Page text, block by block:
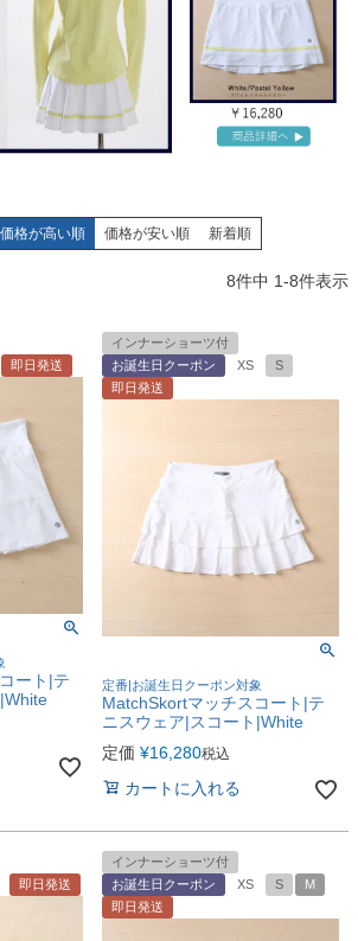
価格が高い順 価格が安い順 新着順
8件中 1-8件表示
即日発送
ート|テ
インナーショーツ付
お誕生日クーポン
XS
S
即日発送
定番|お誕生日クーポン対象
MatchSkortマッチスコート|テ
ニスウェア|スコート|White
定価 ¥16,280税込
カートに入れる
即日発送
インナーショーツ付
お誕生日クーポン
XS S
M
即日発送